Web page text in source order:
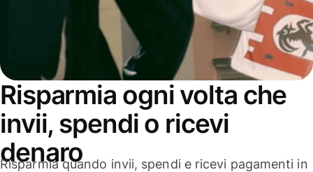
Risparmia ogni volta che
invii, spendi o ricevi
denaro
Risparmia quando invii, spendi e ricevi pagamenti in